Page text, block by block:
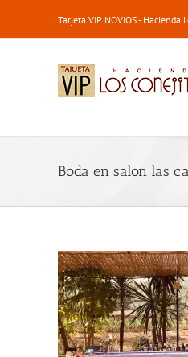
Tarjeta VIP NOVIOS -
Boda en salon las